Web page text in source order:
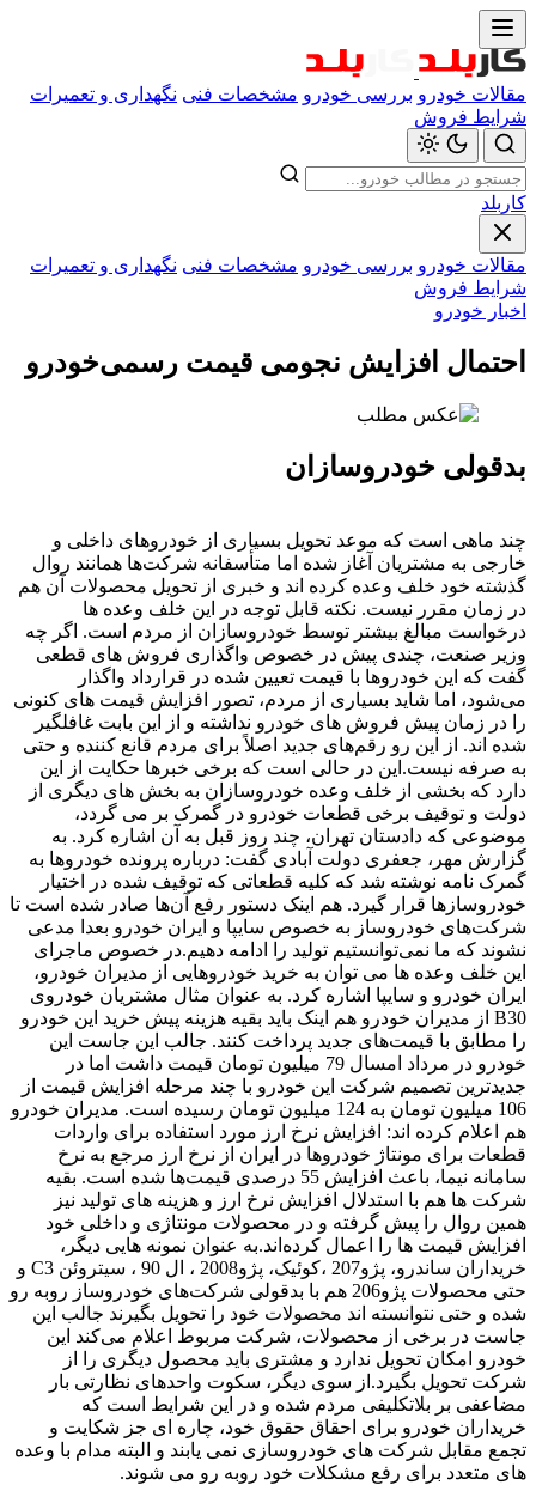
مقالات خودرو بررسی خودرو مشخصات فنی نگهداری و تعمیرات
شرایط فروش
کاربلد
مقالات خودرو بررسی خودرو مشخصات فنی نگهداری و تعمیرات
شرایط فروش
اخبار خودرو
احتمال افزایش نجومی قیمت رسمی‌خودرو
بدقولی خودروسازان
چند ماهی است که موعد تحویل بسیاری از خودروهای داخلی و
خارجی به مشتریان آغاز شده اما متأسفانه شرکت‌ها همانند روال
گذشته خود خلف وعده کرده اند و خبری از تحویل محصولات آن هم
در زمان مقرر نیست. نکته قابل توجه در این خلف وعده ها
درخواست مبالغ بیشتر توسط خودروسازان از مردم است. اگر چه
وزیر صنعت، چندی پیش در خصوص واگذاری فروش های قطعی
گفت که این خودروها با قیمت تعیین شده در قرارداد واگذار
می‌شود، اما شاید بسیاری از مردم، تصور افزایش قیمت های کنونی
را در زمان پیش فروش های خودرو نداشته و از این بابت غافلگیر
شده اند. از این رو رقم‌های جدید اصلاً برای مردم قانع کننده و حتی
به صرفه نیست.این در حالی است که برخی خبرها حکایت از این
دارد که بخشی از خلف وعده خودروسازان به بخش های دیگری از
دولت و توقیف برخی قطعات خودرو در گمرک بر می گردد،
موضوعی که دادستان تهران، چند روز قبل به آن اشاره کرد. به
گزارش مهر، جعفری دولت آبادی گفت: درباره پرونده خودروها به
گمرک نامه نوشته شد که کلیه قطعاتی که توقیف شده در اختیار
خودروسازها قرار گیرد. هم اینک دستور رفع آن‌ها صادر شده است تا
شرکت‌های خودروساز به خصوص سایپا و ایران خودرو بعدا مدعی
نشوند که ما نمی‌توانستیم تولید را ادامه دهیم.در خصوص ماجرای
این خلف وعده ها می توان به خرید خودروهایی از مدیران خودرو،
ایران خودرو و سایپا اشاره کرد. به عنوان مثال مشتریان خودروی
B30 از مدیران خودرو هم اینک باید بقیه هزینه پیش خرید این خودرو
را مطابق با قیمت‌های جدید پرداخت کنند. جالب این جاست این
خودرو در مرداد امسال 79 میلیون تومان قیمت داشت اما در
جدیدترین تصمیم شرکت این خودرو با چند مرحله افزایش قیمت از
106 میلیون تومان به 124 میلیون تومان رسیده است. مدیران خودرو
هم اعلام کرده اند: افزایش نرخ ارز مورد استفاده برای واردات
قطعات برای مونتاژ خودروها در ایران از نرخ ارز مرجع به نرخ
سامانه نیما، باعث افزایش 55 درصدی قیمت‌ها شده است. بقیه
شرکت ها هم با استدلال افزایش نرخ ارز و هزینه های تولید نیز
همین روال را پیش گرفته و در محصولات مونتاژی و داخلی خود
افزایش قیمت ها را اعمال کرده‌اند.به عنوان نمونه هایی دیگر،
خریداران ساندرو، پژو207 ،کوئیک، پژو2008 ، ال 90 ، سیتروئن C3 و
حتی محصولات پژو206 هم با بدقولی شرکت‌های خودروساز روبه رو
شده و حتی نتوانسته اند محصولات خود را تحویل بگیرند جالب این
جاست در برخی از محصولات، شرکت مربوط اعلام می‌کند این
خودرو امکان تحویل ندارد و مشتری باید محصول دیگری را از
شرکت تحویل بگیرد.از سوی دیگر، سکوت واحدهای نظارتی بار
مضاعفی بر بلاتکلیفی مردم شده و در این شرایط است که
خریداران خودرو برای احقاق حقوق خود، چاره ای جز شکایت و
تجمع مقابل شرکت های خودروسازی نمی یابند و البته مدام با وعده
های متعدد برای رفع مشکلات خود روبه رو می شوند.